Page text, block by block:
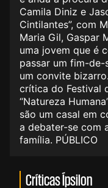
Camila Diniz e
Cintilantes”, com
Maria Gil, Gaspar
uma jovem que é
passar um fim-de-
um convite
crítica do Festival
“Natureza
são um casal em
a debater-se com
família. PÚBLICO
Críticas Ípsilon